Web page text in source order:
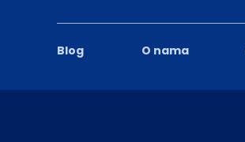
Blog O nama